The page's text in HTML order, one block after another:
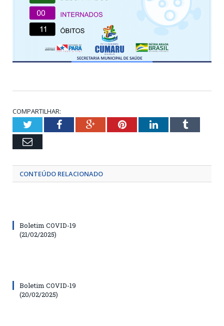
COMPARTILHAR:
TwitterFacebookGoogle+PinterestLinkedInTumblr
Email
CONTEÚDO RELACIONADO
Boletim COVID-19
(21/02/2025)
Boletim COVID-19
(20/02/2025)